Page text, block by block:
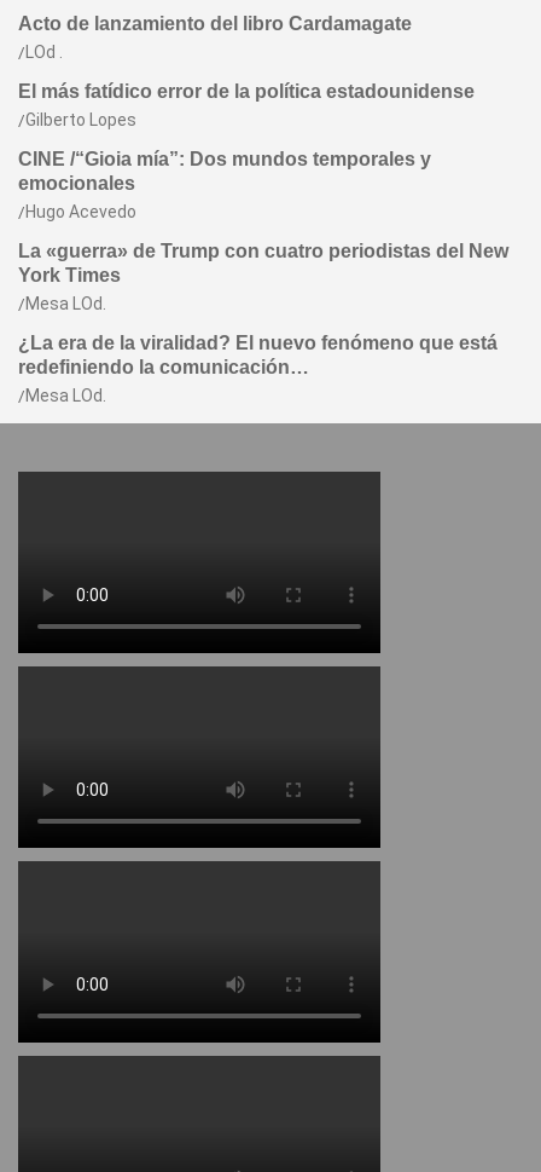
Acto de lanzamiento del libro Cardamagate
LOd .
El más fatídico error de la política estadounidense
Gilberto Lopes
CINE /“Gioia mía”: Dos mundos temporales y
emocionales
Hugo Acevedo
La «guerra» de Trump con cuatro periodistas del New
York Times
Mesa LOd.
¿La era de la viralidad? El nuevo fenómeno que está
redefiniendo la comunicación…
Mesa LOd.